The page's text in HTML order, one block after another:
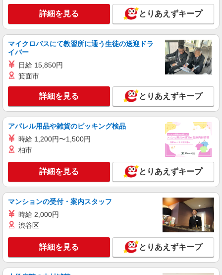
詳細を見る とりあえずキープ
マイクロバスにて教習所に通う生徒の送迎ドラ
イバー
日給 15,850円
箕面市
詳細を見る とりあえずキープ
アパレル用品や雑貨のピッキング検品
時給 1,200円〜1,500円
柏市
詳細を見る とりあえずキープ
マンションの受付・案内スタッフ
時給 2,000円
渋谷区
詳細を見る とりあえずキープ